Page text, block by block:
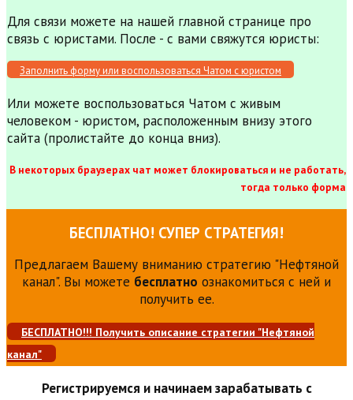
Для связи можете на нашей главной странице про
связь с юристами. После - с вами свяжутся юристы:
Заполнить форму или воспользоваться Чатом с юристом
Или можете воспользоваться Чатом с живым
человеком - юристом, расположенным внизу этого
сайта (пролистайте до конца вниз).
В некоторых браузерах чат может блокироваться и не работать,
тогда только форма
БЕСПЛАТНО! СУПЕР СТРАТЕГИЯ!
Предлагаем Вашему вниманию стратегию "Нефтяной
канал". Вы можете бесплатно ознакомиться с ней и
получить ее.
БЕСПЛАТНО!!! Получить описание стратегии "Нефтяной
канал"
Регистрируемся и начинаем зарабатывать с